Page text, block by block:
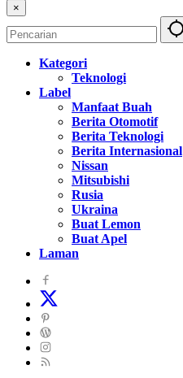
×
Kategori
Teknologi
Label
Manfaat Buah
Berita Otomotif
Berita Teknologi
Berita Internasional
Nissan
Mitsubishi
Rusia
Ukraina
Buat Lemon
Buat Apel
Laman